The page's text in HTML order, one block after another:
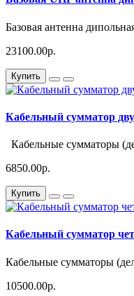
Базовая антенна
23100.00р.
Купить
Кабельный сумматор
Кабельные сумматоры
6850.00р.
Купить
Кабельный сумматор
Кабельные сумматоры
10500.00р.